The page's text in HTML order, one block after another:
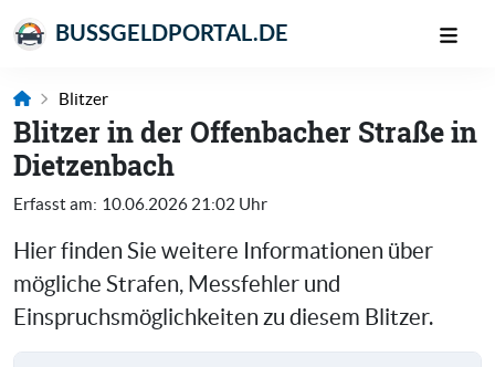
BUSSGELDPORTAL.DE
Blitzer
Blitzer in der Offenbacher Straße in
Dietzenbach
Erfasst am: 10.06.2026 21:02 Uhr
Hier finden Sie weitere Informationen über
mögliche Strafen, Messfehler und
Einspruchsmöglichkeiten zu diesem Blitzer.